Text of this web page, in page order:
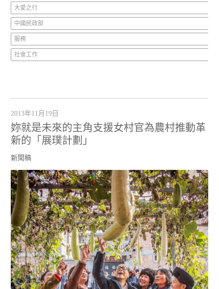
大愛之行
中國民政部
服務
社會工作
2013年11月19日
妳就是未來的主角支援女村官為農村推動革
新的「展璞計劃」
新聞稿